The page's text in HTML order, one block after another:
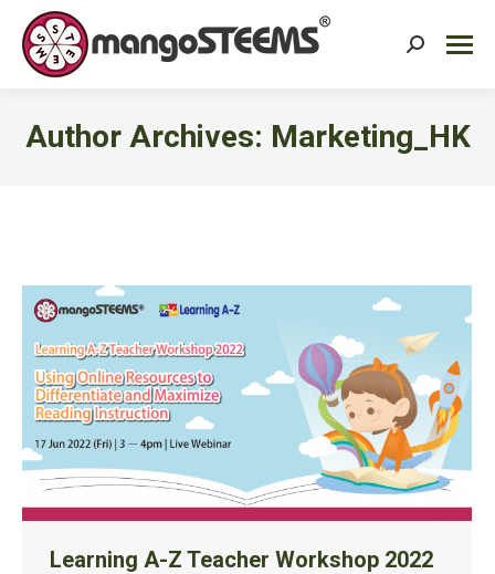
Search:
Author Archives: Marketing_HK
Learning A-Z Teacher Workshop 2022